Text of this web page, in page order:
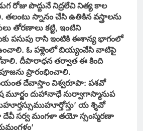
రోజు పొద్దునే నిద్రలేచి నిత్య కాల
తలంటు స్నానం చేసి ఉతికిన వస్త్రాలను
తోరణాలు కట్టి, ఇంటిని
పసుపు రాసి ఇంటికి ఈశాన్య భాగంలో
ఓ పళ్లెంలో బియ్యంవేసి వాటిపై
దీపారాధన తర్వాత ఈ కింది
ప్రారంభించాలి.
దేవాస్తాం విశ్వరూపా: పశవో
మూర్జం దుహానాధే నుర్వాగాస్మానుప
య శ్శివో
సర్వ మంగళా తయో స్సంస్మరణా